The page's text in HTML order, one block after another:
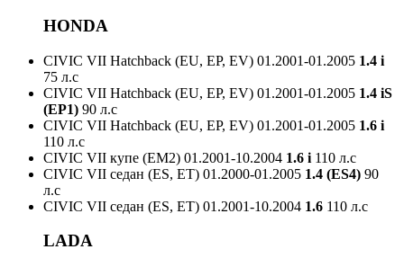
HONDA
CIVIC VII Hatchback (EU, EP, EV) 01.2001-01.2005 1.4 i
75 л.с
CIVIC VII Hatchback (EU, EP, EV) 01.2001-01.2005 1.4 iS
(EP1) 90 л.с
CIVIC VII Hatchback (EU, EP, EV) 01.2001-01.2005 1.6 i
110 л.с
CIVIC VII купе (EM2) 01.2001-10.2004 1.6 i 110 л.с
CIVIC VII седан (ES, ET) 01.2000-01.2005 1.4 (ES4) 90
л.с
CIVIC VII седан (ES, ET) 01.2001-10.2004 1.6 110 л.с
LADA